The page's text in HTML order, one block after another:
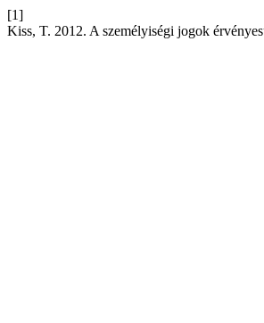
[1]
Kiss, T. 2012. A személyiségi jogok